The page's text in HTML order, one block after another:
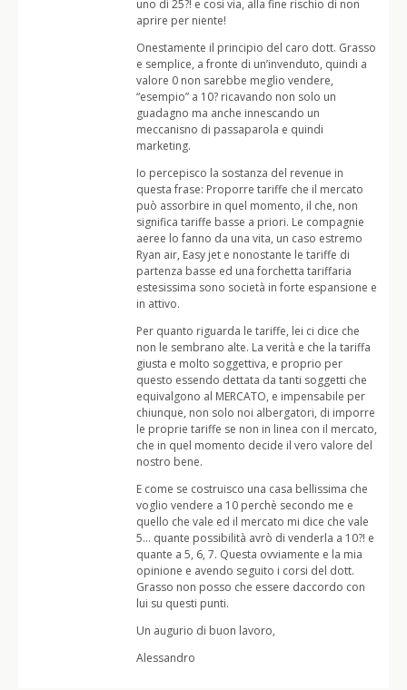
uno di 25?! e cosi via, alla fine rischio di non
aprire per niente!
Onestamente il principio del caro dott. Grasso
e semplice, a fronte di un’invenduto, quindi a
valore 0 non sarebbe meglio vendere,
“esempio” a 10? ricavando non solo un
guadagno ma anche innescando un
meccanisno di passaparola e quindi
marketing.
Io percepisco la sostanza del revenue in
questa frase: Proporre tariffe che il mercato
può assorbire in quel momento, il che, non
significa tariffe basse a priori. Le compagnie
aeree lo fanno da una vita, un caso estremo
Ryan air, Easy jet e nonostante le tariffe di
partenza basse ed una forchetta tariffaria
estesissima sono società in forte espansione e
in attivo.
Per quanto riguarda le tariffe, lei ci dice che
non le sembrano alte. La verità e che la tariffa
giusta e molto soggettiva, e proprio per
questo essendo dettata da tanti soggetti che
equivalgono al MERCATO, e impensabile per
chiunque, non solo noi albergatori, di imporre
le proprie tariffe se non in linea con il mercato,
che in quel momento decide il vero valore del
nostro bene.
E come se costruisco una casa bellissima che
voglio vendere a 10 perchè secondo me e
quello che vale ed il mercato mi dice che vale
5… quante possibilità avrò di venderla a 10?! e
quante a 5, 6, 7. Questa ovviamente e la mia
opinione e avendo seguito i corsi del dott.
Grasso non posso che essere daccordo con
lui su questi punti.
Un augurio di buon lavoro,
Alessandro